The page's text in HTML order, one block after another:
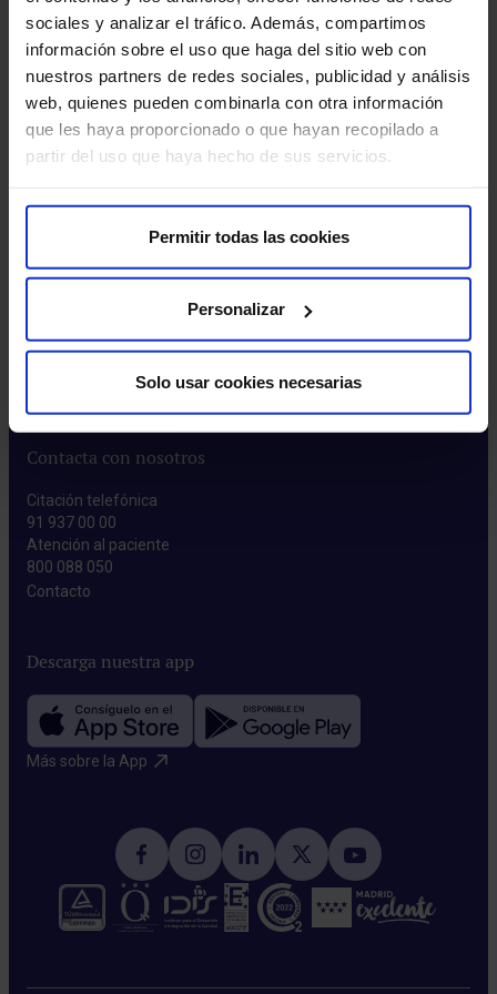
sociales y analizar el tráfico. Además, compartimos
información sobre el uso que haga del sitio web con
nuestros partners de redes sociales, publicidad y análisis
web, quienes pueden combinarla con otra información
que les haya proporcionado o que hayan recopilado a
partir del uso que haya hecho de sus servicios.
Permitir todas las cookies
Personalizar
Solo usar cookies necesarias
Instituto HM​
Intranet HM Hospitales​
Rincón del accionista​
Más HM Hospitales
Blog​
Contacta con nosotros
Citación telefónica
91 937 00 00
Atención al paciente
800 088 050
Contacto​
Descarga nuestra app
Más sobre la App​